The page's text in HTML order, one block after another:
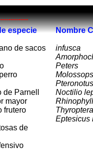
especie
de sacos
Parnell
mayor
frutero
de
Nombre
infusca
Peters
Noctilio
Eptesicus